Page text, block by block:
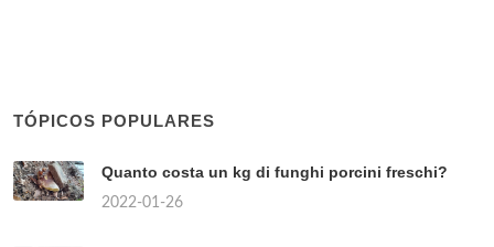
TÓPICOS POPULARES
Quanto costa un kg di funghi porcini freschi?
2022-01-26